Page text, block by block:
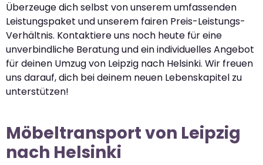
Überzeuge dich selbst von unserem umfassenden
Leistungspaket und unserem fairen Preis-Leistungs-
Verhältnis. Kontaktiere uns noch heute für eine
unverbindliche Beratung und ein individuelles Angebot
für deinen Umzug von Leipzig nach Helsinki. Wir freuen
uns darauf, dich bei deinem neuen Lebenskapitel zu
unterstützen!
Möbeltransport von Leipzig
nach Helsinki